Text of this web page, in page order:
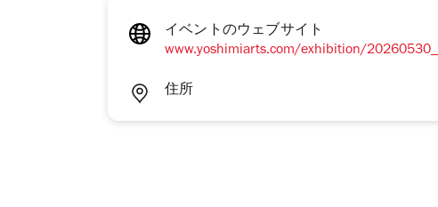
イベントのウェブサイト
www.yoshimiarts.com/exhibition/
住所